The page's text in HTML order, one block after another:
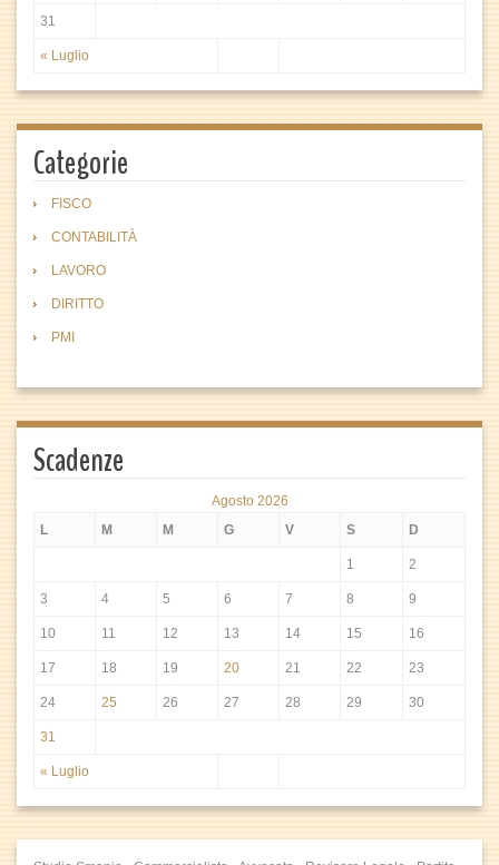
« Luglio
31
Categorie
FISCO
CONTABILITÀ
LAVORO
DIRITTO
PMI
Scadenze
Agosto 2026
L
M M G V S D
« Luglio
1 2
3 4 5 6 7 8 9
10 11 12 13 14 15 16
17 18 19 20 21 22 23
24 25 26 27 28 29 30
31